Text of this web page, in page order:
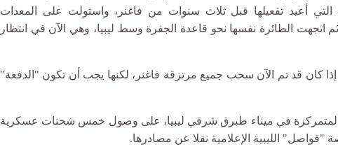
التي أعيد تفعيلها قبل ثلاث سنوات من فاغنر، واستولت على المعدات
اتجهت الطائرة نفسها نحو قاعدة الجفرة وسط ليبيا، وهي الآن في انتظار
كان قد تم الآن سحب جميع مرتزقة فاغنر، لكنها يجب أن تكون "الدفعة"
في ميناء طبرق شرقي ليبيا، على وصول خمس شحنات عسكرية